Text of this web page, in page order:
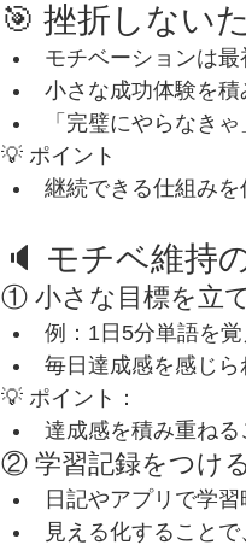
🎯 挫折しない
モチベーションは最
小さな成功体験を積
「完璧にやらなき
💡 ポイント
継続できる仕組み
🔈 モチベ維持
① 小さな目標を立
例：1日5分単語を
毎日達成感を感じ
💡 ポイント：
達成感を積み重ねる
② 学習記録をつける
日記やアプリで学
見える化すること